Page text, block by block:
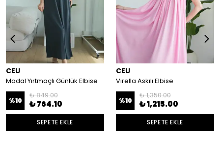
CEU
Modal Yırtmaçlı Günlük Elbise
%10
₺ 849.00
₺ 764.10
SEPETE EKLE
CEU
Virella Askılı Elbise
%10
₺ 1,350.00
₺ 1,215.00
SEPETE EKLE